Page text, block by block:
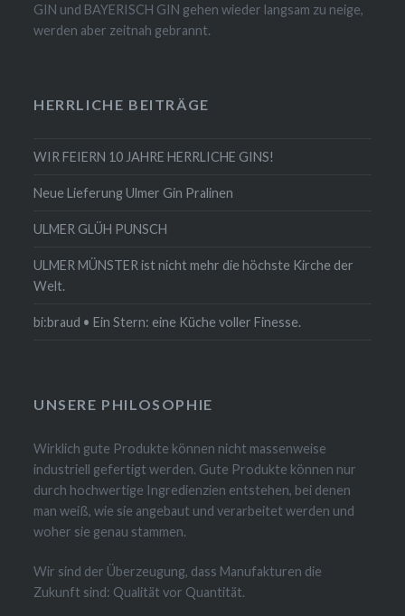
GIN und BAYERISCH GIN gehen wieder langsam zu neige,
werden aber zeitnah gebrannt.
HERRLICHE BEITRÄGE
WIR FEIERN 10 JAHRE HERRLICHE GINS!
Neue Lieferung Ulmer Gin Pralinen
ULMER GLÜH PUNSCH
ULMER MÜNSTER ist nicht mehr die höchste Kirche der
Welt.
bi:braud • Ein Stern: eine Küche voller Finesse.
UNSERE PHILOSOPHIE
Wirklich gute Produkte können nicht massenweise
industriell gefertigt werden. Gute Produkte können nur
durch hochwertige Ingredienzien entstehen, bei denen
man weiß, wie sie angebaut und verarbeitet werden und
woher sie genau stammen.
Wir sind der Überzeugung, dass Manufakturen die
Zukunft sind: Qualität vor Quantität.